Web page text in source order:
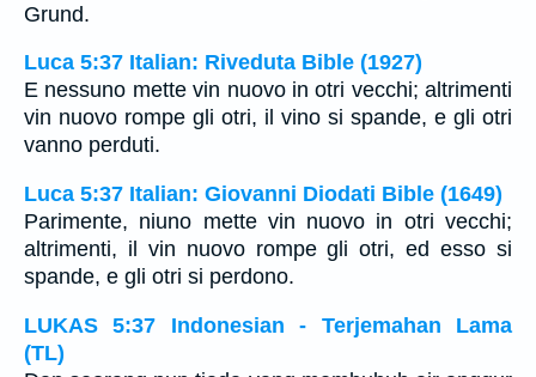
Grund.
Luca 5:37 Italian: Riveduta Bible (1927)
E nessuno mette vin nuovo in otri vecchi; altrimenti
vin nuovo rompe gli otri, il vino si spande, e gli otri
vanno perduti.
Luca 5:37 Italian: Giovanni Diodati Bible (1649)
Parimente, niuno mette vin nuovo in otri vecchi;
altrimenti, il vin nuovo rompe gli otri, ed esso si
spande, e gli otri si perdono.
LUKAS 5:37 Indonesian - Terjemahan Lama
(TL)